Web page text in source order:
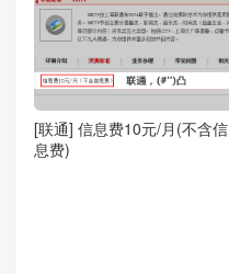
[联通] 信息费10元/月(不含信
息费)